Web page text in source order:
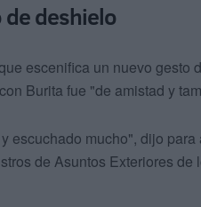
deshielo
escenifica un nuevo
Burita fue "de amistad y
escuchado mucho", dijo
de Asuntos Exteriores de